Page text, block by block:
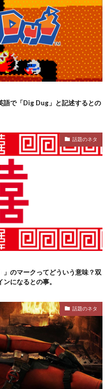
語で「Dig Dug」と記述するとの
話題のネタ
のマークってどういう意味？双
になるとの事。
話題のネタ